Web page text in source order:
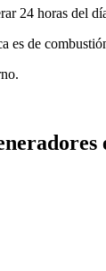
24 horas del
es de